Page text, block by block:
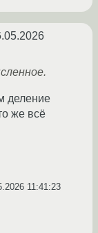
деление
же всё
11:41:23